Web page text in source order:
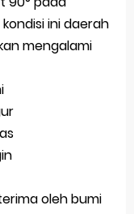
ini daerah
mengalami
oleh bumi